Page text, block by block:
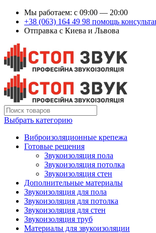
Мы работаем: c 09:00 — 20:00
+38 (063) 164 49 98 помощь
Отправка с Киева и Львова
Выбрать категорию
Виброизоляционные крепежа
Готовые решения
Звукоизоляция пола
Звукоизоляция потолка
Звукоизоляция стен
Дополнительные материалы
Звукоизоляция для пола
Звукоизоляция для потолка
Звукоизоляция для стен
Звукоизоляция труб
Материалы для звукоизоляции